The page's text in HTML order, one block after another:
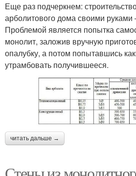
Еще раз подчеркнем:
арболитового дома своими руками
Проблемой является попытка
монолит, заложив вручную
опалубку, а потом попытавшись
утрамбовать получившееся.
читать дальше →